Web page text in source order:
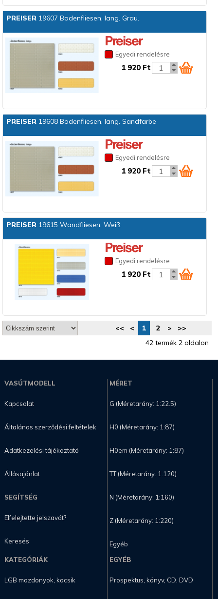
PREISER19607 Bodenfliesen, lang. Grau.
Egyedi rendelésre
1 920 Ft
PREISER19608 Bodenfliesen, lang. Sandfarbe
Egyedi rendelésre
1 920 Ft
PREISER19615 Wandfliesen. Weiß.
Egyedi rendelésre
1 920 Ft
<< < 1 2 >
>>
42 termék 2 oldalon
VASÚTMODELL
Kapcsolat
Általános szerződési feltételek
Adatkezelési tájékoztató
Állásajánlat
SEGÍTSÉG
Elfelejtette jelszavát?
Keresés
MÉRET
G (Méretarány: 1:22.5)
H0 (Méretarány: 1:87)
H0em (Méretarány: 1:87)
TT (Méretarány: 1:120)
N (Méretarány: 1:160)
Z (Méretarány: 1:220)
Egyéb
KATEGÓRIÁK
LGB mozdonyok, kocsik
EGYÉB
Prospektus, könyv, CD, DVD